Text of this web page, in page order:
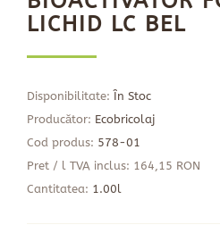
LICHID LC BEL
Disponibilitate: În Stoc
Producător: Ecobricolaj
Cod produs: 578-01
Pret / l TVA inclus: 164,15 RON
Cantitatea: 1.00l